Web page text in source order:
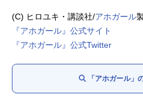
(C) ヒロユキ・講談社/アホガール
『アホガール』公式サイト
『アホガール』公式Twitter
「アホガール」